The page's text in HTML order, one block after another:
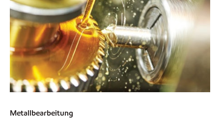
Metallbearbeitung